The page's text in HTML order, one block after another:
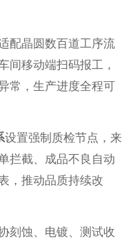
配晶圆数百道工序流
间移动端扫码报工，
常，生产进度全程可
设置强制质检节点，来
拦截、成品不良自动
，推动品质持续改
刻蚀、电镀、测试收